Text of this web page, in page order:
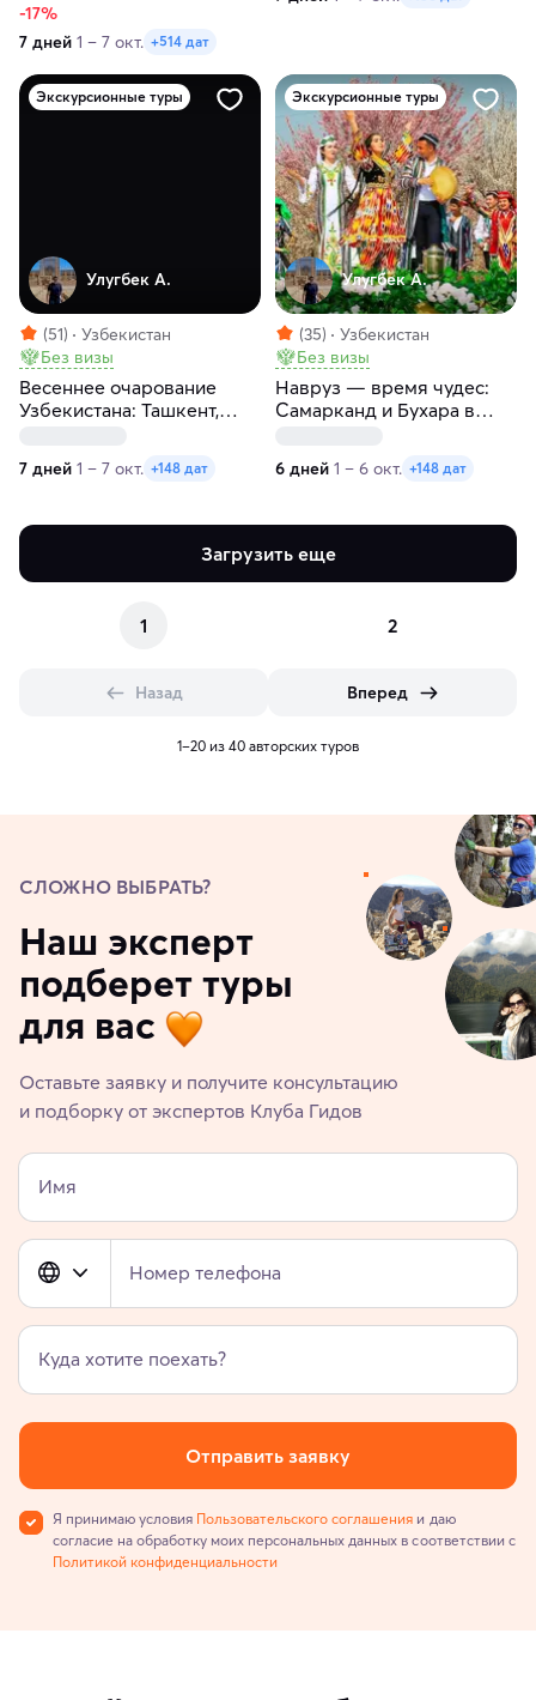
-17%
7 дней 1 – 7 окт. +514 дат
Экскурсионные туры
Улугбек А.
(51)
Узбекистан
Без визы
Весеннее очарование
Узбекистана: Ташкент,
7 дней 1 – 7 окт. +148 дат
Экскурсионные туры
Улугбек А.
(35)
Узбекистан
Без визы
Навруз — время чудес:
Самарканд и Бухара в
6 дней 1 – 6 окт. +148 дат
Загрузить еще
1 2
Назад Вперед
1–20 из 40 авторских туров
СЛОЖНО ВЫБРАТЬ?
Наш эксперт
подберет туры
для вас
Оставьте заявку и получите консультацию
и подборку от экспертов Клуба Гидов
Имя
Номер телефона
Куда хотите поехать?
Отправить заявку
Я принимаю условия Пользовательского соглашения и даю
согласие на обработку моих персональных данных в соответствии с
Политикой конфиденциальности